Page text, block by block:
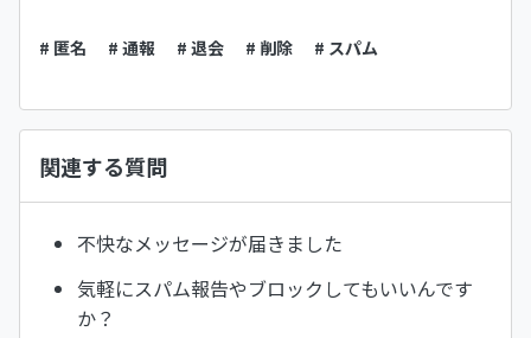
# 匿名 # 通報 # 退会 # 削除 # スパム
関連する質問
不快なメッセージが届きました
気軽にスパム報告やブロックしてもいいんです
か？